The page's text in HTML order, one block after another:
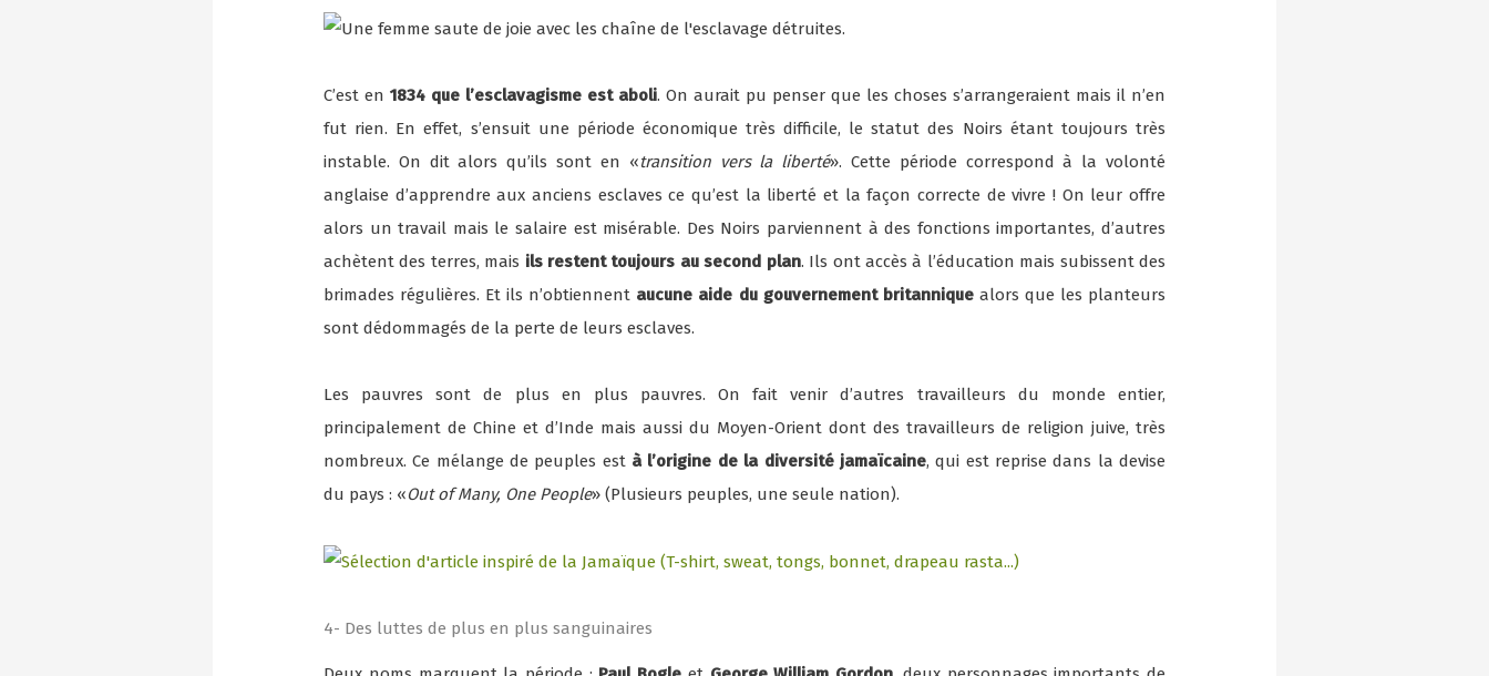
C’est en1834 que l’esclavagisme est aboli. On aurait pu penser que les choses s’arrangeraient mais il n’en
fut rien. En effet, s’ensuit une période économique très difficile, le statut des Noirs étant toujours très
instable. On dit alors qu’ils sont en «transition vers la liberté». Cette période correspond à la volonté
anglaise d’apprendre aux anciens esclaves ce qu’est la liberté et la façon correcte de vivre ! On leur offre
alors un travail mais le salaire est misérable. Des Noirs parviennent à des fonctions importantes, d’autres
achètent des terres, mais ils restent toujours au second plan. Ils ont accès à l’éducation mais subissent des
brimades régulières. Et ils n’obtiennent aucune aide du gouvernement britanniquealors que les planteurs
sont dédommagés de la perte de leurs esclaves.
Les pauvres sont de plus en plus pauvres. On fait venir d’autres travailleurs du monde entier,
principalement de Chine et d’Inde mais aussi du Moyen-Orient dont des travailleurs de religion juive, très
nombreux. Ce mélange de peuples est à l’origine de la diversité jamaïcaine, qui est reprise dans la devise
du pays : «Out of Many, One People» (Plusieurs peuples, une seule nation).
4- Des luttes de plus en plus sanguinaires